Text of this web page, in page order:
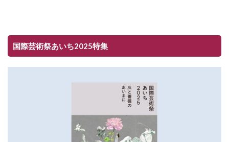
国際芸術祭あいち2025特集